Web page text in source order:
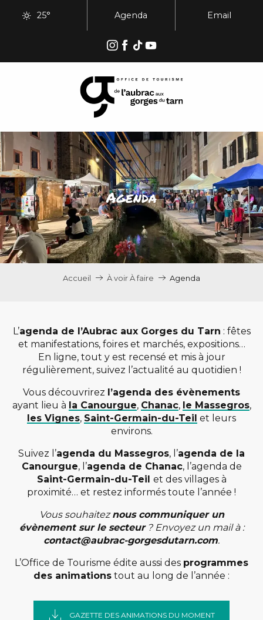
25° Agenda Email
Agenda
Accueil À voir À faire Agenda
L’agenda de l’Aubrac aux Gorges du Tarn : fêtes
et manifestations, foires et marchés, expositions…
En ligne, tout y est recensé et mis à jour
régulièrement, suivez l’actualité au quotidien !
Vous découvrirez l’agenda des évènements
ayant lieu à la Canourgue, Chanac, le Massegros,
les Vignes, Saint-Germain-du-Teil et leurs
environs.
Suivez l’agenda du Massegros, l’agenda de la
Canourgue, l’agenda de Chanac, l’agenda de
Saint-Germain-du-Teil et des villages à
proximité… et restez informés toute l’année !
Vous souhaiteznous communiquer un
évènement sur le secteur? Envoyez un mail à :
contact@aubrac-gorgesdutarn.com.
L’Office de Tourisme édite aussi des programmes
des animations tout au long de l’année :
GAZETTE DES ANIMATIONS DU MOMENT